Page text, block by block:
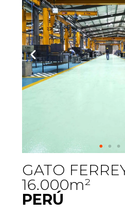
GATO
16.000m²
PERÚ